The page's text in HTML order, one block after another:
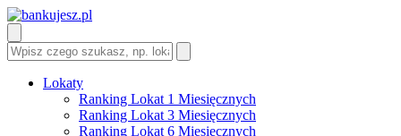
Lokaty
Ranking Lokat 1 Miesięcznych
Ranking Lokat 3 Miesięcznych
Ranking Lokat 6 Miesięcznych